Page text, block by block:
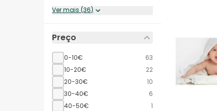
Ver mais (36)
Preço
0-10€
63
10-20€
22
20-30€
10
30-40€
6
40-50€
1